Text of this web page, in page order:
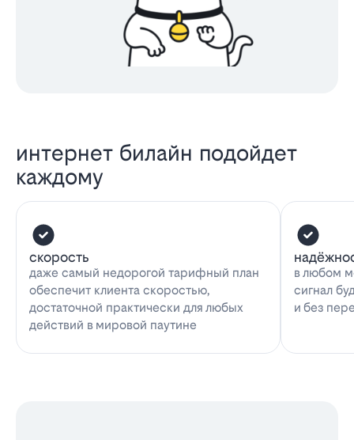
интернет билайн подойдет
каждому
скорость
даже самый недорогой тарифный план
обеспечит клиента скоростью,
достаточной практически для любых
действий в мировой паутине
в любом
сигнал
и без